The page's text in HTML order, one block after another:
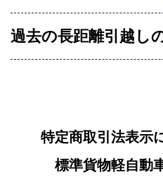
過去の長距離引越し
特定商取引法表示
標準貨物軽自動